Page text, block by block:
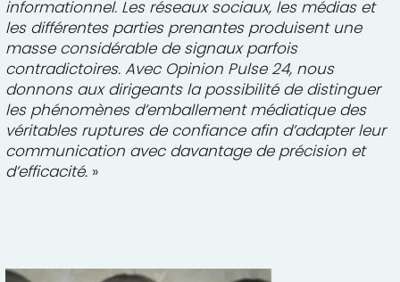
informationnel. Les réseaux sociaux, les médias et
les différentes parties prenantes produisent une
masse considérable de signaux parfois
contradictoires. Avec Opinion Pulse 24, nous
donnons aux dirigeants la possibilité de distinguer
les phénomènes d’emballement médiatique des
véritables ruptures de confiance afin d’adapter leur
communication avec davantage de précision et
d’efficacité.»